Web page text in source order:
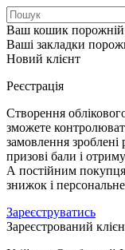
Ваш кошик
Ваші закладки
Новий клієнт
Реєстрація
Створення
зможете
замовлення
призові бали і
А постійним
знижок і
Зареєструватись
Зареєстрований